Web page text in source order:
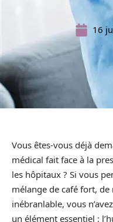
16
Vous êtes-vous déjà
médical fait face à la
les hôpitaux ? Si vous
mélange de café fort, de
inébranlable, vous
un élément essentiel :